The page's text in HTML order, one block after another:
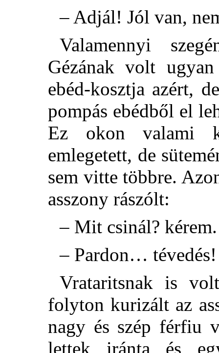
– Adjál! Jól van,
Valamennyi
Gézának volt
ebéd-kosztja azért,
pompás ebédből el
Ez okon valami
emlegetett, de
sem vitte többre.
asszony rászólt:
– Mit csinál? kérem.
– Pardon… tévedés!
Vrataritsnak is
folyton kurizált az
nagy és szép férfiu
lettek iránta és